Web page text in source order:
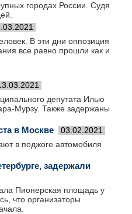
городах России. Судя
В эти дни оппозиция
все равно прошли как и
депутата Илью
Мурзу. Также задержаны
в Москве 03.02.2021
в поджоге автомобиля
задержали
Пионерская площадь у
что организаторы